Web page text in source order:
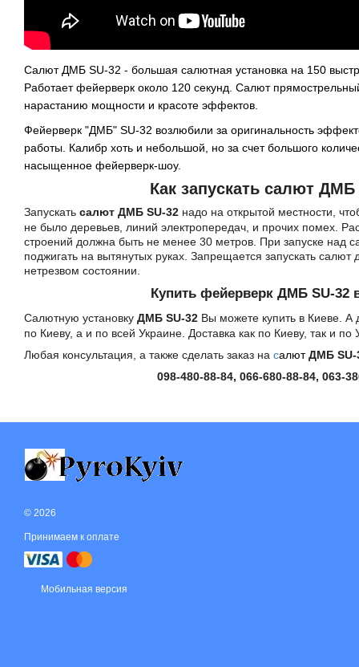
Салют ДМБ SU-32 - большая салютная установка на 150
Работает фейерверк около 120 секунд. Салют
нарастанию мощности и красоте эффектов.
Фейерверк "ДМБ" SU-32 возлюбили за оригинальность
работы. Калибр хоть и небольшой, но за счет большого
насыщенное фейерверк-шоу.
Как запускать салют ДМБ
Запускать салют ДМБ SU-32 надо на открытой местности,
не было деревьев, линий электропередач, и прочих помех.
строений должна быть не менее 30 метров. При запуске над
поджигать на вытянутых руках. Запрещается запускать
нетрезвом состоянии.
Купить фейерверк ДМБ SU-32
Салютную установку ДМБ SU-32 Вы можете купить в Киеве. А
по Киеву, а и по всей Украине. Доставка как по Киеву, так и
Любая консультация, а также сделать заказ на салют ДМБ SU-
098-480-88-84, 066-680-88-84, 063-
© 2026
Принимаем к оплате
Мобильная версия